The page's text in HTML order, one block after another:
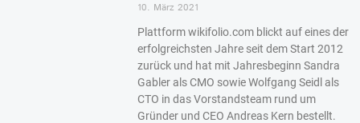
10. März 2021
Plattform wikifolio.com blickt auf eines der
erfolgreichsten Jahre seit dem Start 2012
zurück und hat mit Jahresbeginn Sandra
Gabler als CMO sowie Wolfgang Seidl als
CTO in das Vorstandsteam rund um
Gründer und CEO Andreas Kern bestellt.